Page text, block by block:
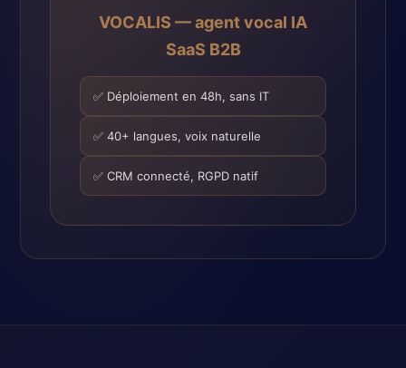
VOCALIS — agent vocal IA
SaaS B2B
✅ Déploiement en 48h, sans IT
✅ 40+ langues, voix naturelle
✅ CRM connecté, RGPD natif